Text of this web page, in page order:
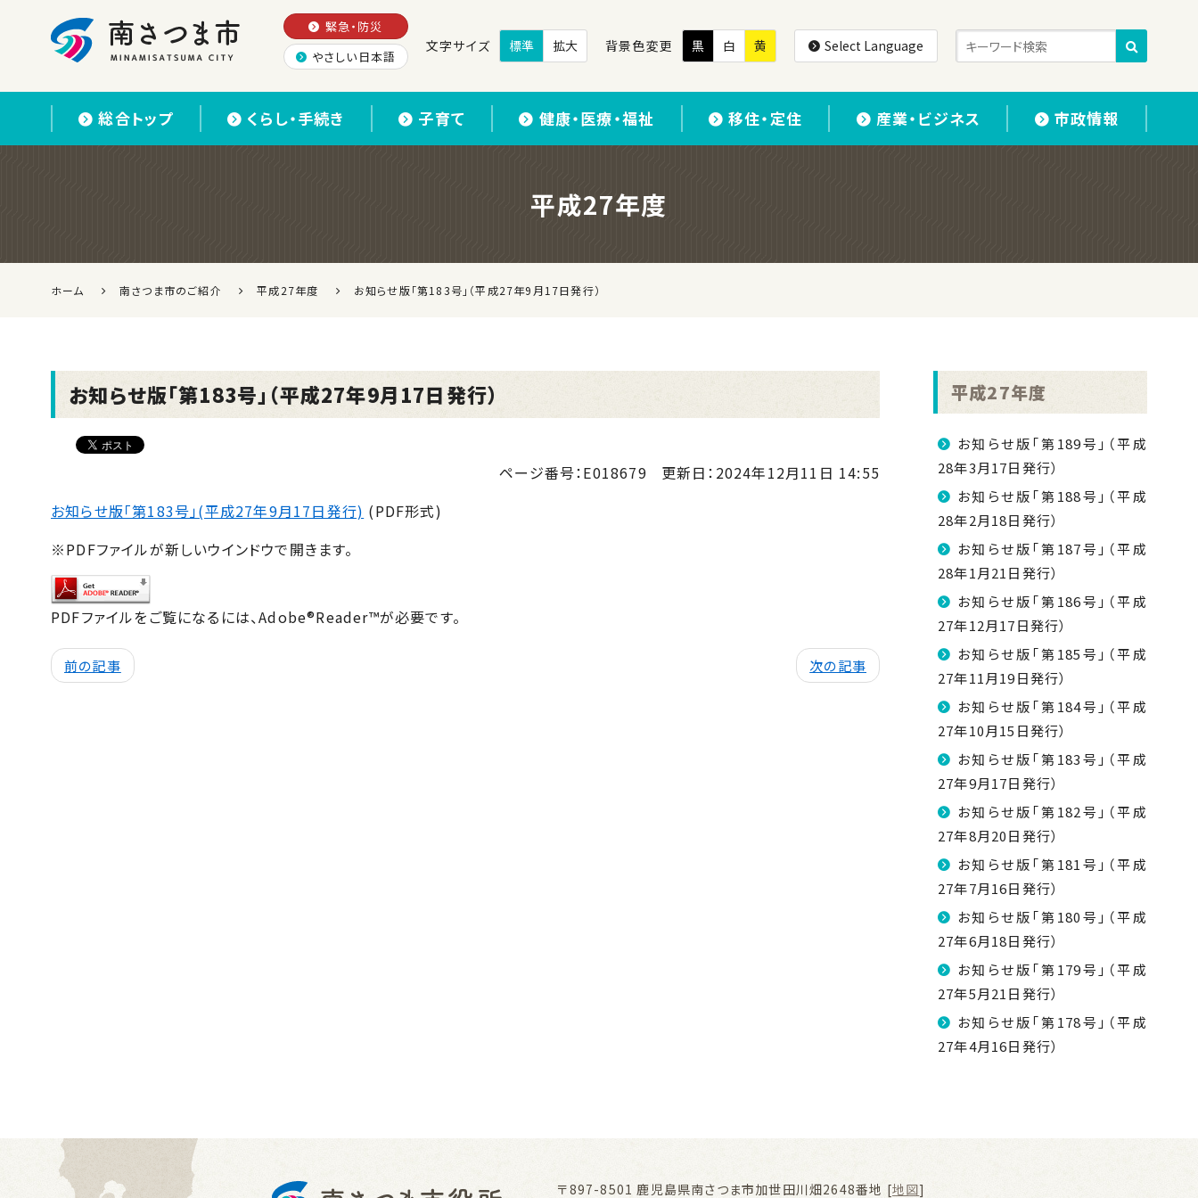
緊急・防災
やさしい日本語
文字サイズ 標準 拡大 背景色変更 黒 白 黄 Select Language
総合トップ くらし・手続き 子育て 健康・医療・福祉 移住・定住 産業・ビジネス 市政情報
平成27年度
ホーム 南さつま市のご紹介 平成27年度 お知らせ版「第183号」（平成27年9月17日発行）
お知らせ版「第183号」（平成27年9月17日発行）
ページ番号：E018679 更新日： 2024年12月11日 14:55
お知らせ版「第183号」(平成27年9月17日発行) (PDF形式)
※PDFファイルが新しいウインドウで開きます。
PDFファイルをご覧になるには、Adobe®Reader™が必要です。
前の記事 次の記事
平成27年度
お知らせ版「第189号」（平成
28年3月17日発行）
お知らせ版「第188号」（平成
28年2月18日発行）
お知らせ版「第187号」（平成
28年1月21日発行）
お知らせ版「第186号」（平成
27年12月17日発行）
お知らせ版「第185号」（平成
27年11月19日発行）
お知らせ版「第184号」（平成
27年10月15日発行）
お知らせ版「第183号」（平成
27年9月17日発行）
お知らせ版「第182号」（平成
27年8月20日発行）
お知らせ版「第181号」（平成
27年7月16日発行）
お知らせ版「第180号」（平成
27年6月18日発行）
お知らせ版「第179号」（平成
27年5月21日発行）
お知らせ版「第178号」（平成
27年4月16日発行）
〒897-8501鹿児島県南さつま市加世田川畑2648番地 [地図]